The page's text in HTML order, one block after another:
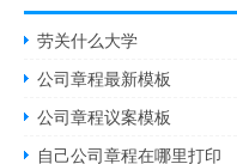
劳关什么大学
公司章程最新模板
公司章程议案模板
自己公司章程在哪里打印